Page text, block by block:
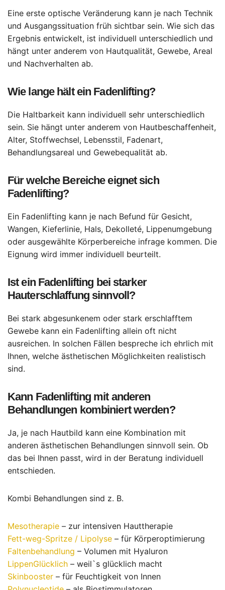
Eine erste optische Veränderung kann je nach Technik
und Ausgangssituation früh sichtbar sein. Wie sich das
Ergebnis entwickelt, ist individuell unterschiedlich und
hängt unter anderem von Hautqualität, Gewebe, Areal
und Nachverhalten ab.
Wie lange hält ein Fadenlifting?
Die Haltbarkeit kann individuell sehr unterschiedlich
sein. Sie hängt unter anderem von Hautbeschaffenheit,
Alter, Stoffwechsel, Lebensstil, Fadenart,
Behandlungsareal und Gewebequalität ab.
Für welche Bereiche eignet sich
Fadenlifting?
Ein Fadenlifting kann je nach Befund für Gesicht,
Wangen, Kieferlinie, Hals, Dekolleté, Lippenumgebung
oder ausgewählte Körperbereiche infrage kommen. Die
Eignung wird immer individuell beurteilt.
Ist ein Fadenlifting bei starker
Hauterschlaffung sinnvoll?
Bei stark abgesunkenem oder stark erschlafftem
Gewebe kann ein Fadenlifting allein oft nicht
ausreichen. In solchen Fällen bespreche ich ehrlich mit
Ihnen, welche ästhetischen Möglichkeiten realistisch
sind.
Kann Fadenlifting mit anderen
Behandlungen kombiniert werden?
Ja, je nach Hautbild kann eine Kombination mit
anderen ästhetischen Behandlungen sinnvoll sein. Ob
das bei Ihnen passt, wird in der Beratung individuell
entschieden.
Kombi Behandlungen sind z. B.
Mesotherapie – zur intensiven Hauttherapie
Fett-weg-Spritze / Lipolyse – für Körperoptimierung
Faltenbehandlung – Volumen mit Hyaluron
LippenGlücklich – weil`s glücklich macht
Skinbooster – für Feuchtigkeit von Innen